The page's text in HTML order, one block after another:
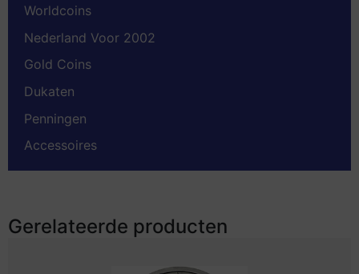
Worldcoins
Nederland Voor 2002
Gold Coins
Dukaten
Penningen
Accessoires
Gerelateerde producten